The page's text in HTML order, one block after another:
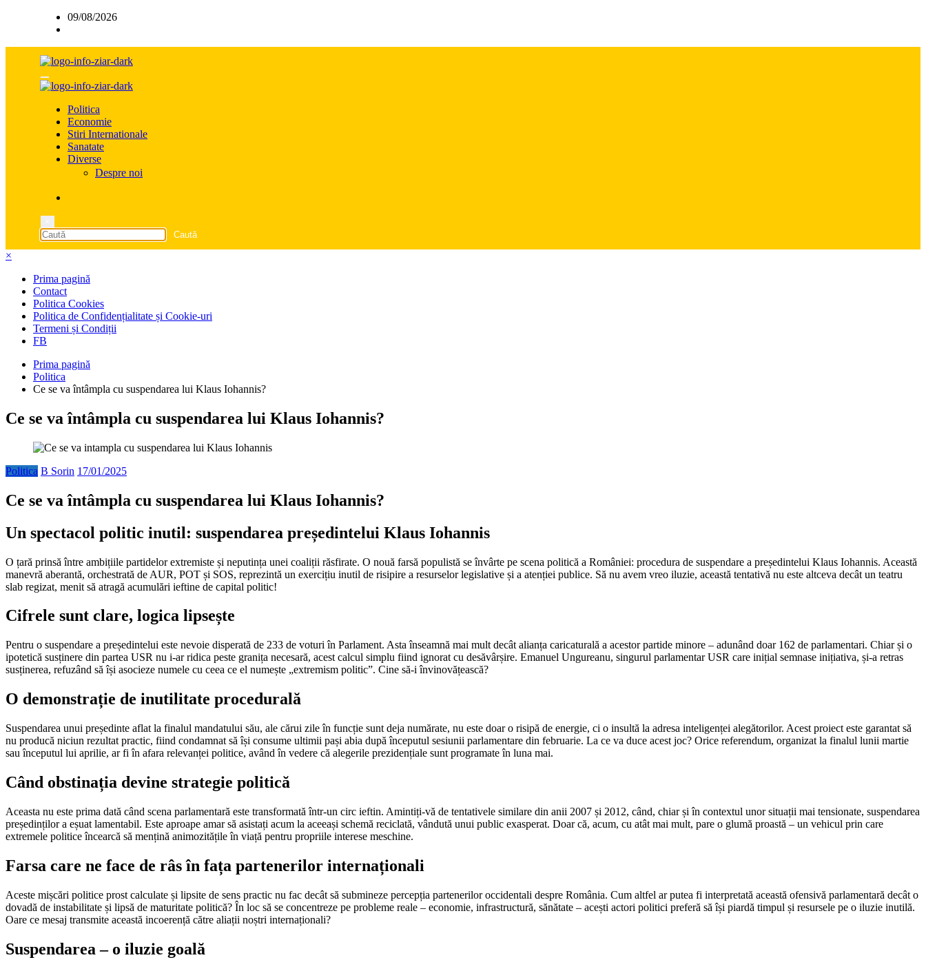
09/08/2026
Politica
Economie
Stiri Internationale
Sanatate
Diverse
Despre noi
×
Prima pagină
Contact
Politica Cookies
Politica de Confidențialitate și Cookie-uri
Termeni și Condiții
FB
Prima pagină
Politica
Ce se va întâmpla cu suspendarea lui Klaus Iohannis?
Ce se va întâmpla cu suspendarea lui Klaus Iohannis?
Politica B Sorin 17/01/2025
Ce se va întâmpla cu suspendarea lui Klaus Iohannis?
Un spectacol politic inutil: suspendarea președintelui Klaus Iohannis
O țară prinsă între ambițiile partidelor extremiste și neputința unei coaliții răsfirate. O nouă farsă populistă se învârte pe scena politică a României: procedura de suspendare a președintelui Klaus Iohannis. Această
manevră aberantă, orchestrată de AUR, POT și SOS, reprezintă un exercițiu inutil de risipire a resurselor legislative și a atenției publice. Să nu avem vreo iluzie, această tentativă nu este altceva decât un teatru
slab regizat, menit să atragă acumulări ieftine de capital politic!
Cifrele sunt clare, logica lipsește
Pentru o suspendare a președintelui este nevoie disperată de 233 de voturi în Parlament. Asta înseamnă mai mult decât alianța caricaturală a acestor partide minore – adunând doar 162 de parlamentari. Chiar și o
ipotetică susținere din partea USR nu i-ar ridica peste granița necesară, acest calcul simplu fiind ignorat cu desăvârșire. Emanuel Ungureanu, singurul parlamentar USR care inițial semnase inițiativa, și-a retras
susținerea, refuzând să își asocieze numele cu ceea ce el numește „extremism politic”. Cine să-i învinovățească?
O demonstrație de inutilitate procedurală
Suspendarea unui președinte aflat la finalul mandatului său, ale cărui zile în funcție sunt deja numărate, nu este doar o risipă de energie, ci o insultă la adresa inteligenței alegătorilor. Acest proiect este garantat să
nu producă niciun rezultat practic, fiind condamnat să își consume ultimii pași abia după începutul sesiunii parlamentare din februarie. La ce va duce acest joc? Orice referendum, organizat la finalul lunii martie
sau începutul lui aprilie, ar fi în afara relevanței politice, având în vedere că alegerile prezidențiale sunt programate în luna mai.
Când obstinația devine strategie politică
Aceasta nu este prima dată când scena parlamentară este transformată într-un circ ieftin. Amintiți-vă de tentativele similare din anii 2007 și 2012, când, chiar și în contextul unor situații mai tensionate, suspendarea
președinților a eșuat lamentabil. Este aproape amar să asistați acum la aceeași schemă reciclată, vândută unui public exasperat. Doar că, acum, cu atât mai mult, pare o glumă proastă – un vehicul prin care
extremele politice încearcă să mențină animozitățile în viață pentru propriile interese meschine.
Farsa care ne face de râs în fața partenerilor internaționali
Aceste mișcări politice prost calculate și lipsite de sens practic nu fac decât să submineze percepția partenerilor occidentali despre România. Cum altfel ar putea fi interpretată această ofensivă parlamentară decât o
dovadă de instabilitate și lipsă de maturitate politică? În loc să se concentreze pe probleme reale – economie, infrastructură, sănătate – acești actori politici preferă să își piardă timpul și resursele pe o iluzie inutilă.
Oare ce mesaj transmite această incoerență către aliații noștri internaționali?
Suspendarea – o iluzie goală